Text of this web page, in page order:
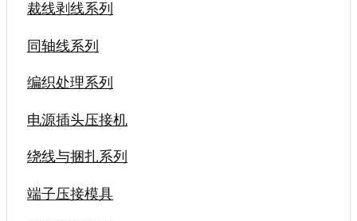
裁线剥线系列
同轴线系列
编织处理系列
电源插头压接机
绕线与捆扎系列
端子压接模具